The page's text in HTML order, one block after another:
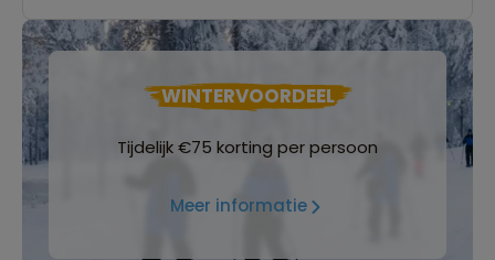
WINTERVOORDEEL
Tijdelijk €75 korting per persoon
Meer informatie